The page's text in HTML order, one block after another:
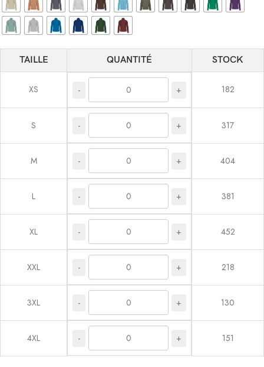
TAILLE QUANTITÉ STOCK
XS - + 182
S - + 317
M - + 404
L - + 381
XL - + 452
XXL - + 218
3XL - + 130
4XL - + 151